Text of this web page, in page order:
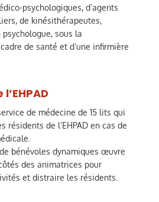
psychologiques, d’agents
de kinésithérapeutes,
psychologue, sous la
de santé et d’une infirmière
de médecine de 15 lits qui
résidents de l’EHPAD en cas de
bénévoles dynamiques œuvre
des animatrices pour
et distraire les résidents.